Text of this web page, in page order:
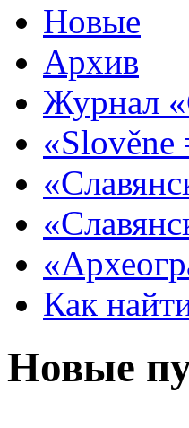
Новые
Архив
Журнал
«Slověne
Как
Новые